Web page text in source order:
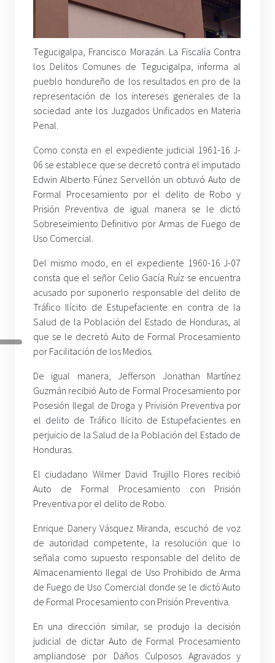
Tegucigalpa, Francisco Morazán. La Fiscalía Contra
los Delitos Comunes de Tegucigalpa, informa al
pueblo hondureño de los resultados en pro de la
representación de los intereses generales de la
sociedad ante los Juzgados Unificados en Materia
Penal.
Como consta en el expediente judicial 1961-16 J-
06 se establece que se decretó contra el imputado
Edwin Alberto Fúnez Servellón un obtuvó Auto de
Formal Procesamiento por el delito de Robo y
Prisión Preventiva de igual manera se le dictó
Sobreseimiento Definitivo por Armas de Fuego de
Uso Comercial.
Del mismo modo, en el expediente 1960-16 J-07
consta que el señor Celio Gacía Ruíz se encuentra
acusado por suponerlo responsable del delito de
Tráfico Ilícito de Estupefaciente en contra de la
Salud de la Población del Estado de Honduras, al
que se le decretó Auto de Formal Procesamiento
por Facilitación de los Medios.
De igual manera, Jefferson Jonathan Martínez
Guzmán recibió Auto de Formal Procesamiento por
Posesión Ilegal de Droga y Privisión Preventiva por
el delito de Tráfico Ilícito de Estupefacientes en
perjuicio de la Salud de la Población del Estado de
Honduras.
El ciudadano Wilmer David Trujillo Flores recibió
Auto de Formal Procesamiento con Prisión
Preventiva por el delito de Robo.
Enrique Danery Vásquez Miranda, escuchó de voz
de autoridad competente, la resolución que lo
señala como supuesto responsable del delito de
Almacenamiento Ilegal de Uso Prohibido de Arma
de Fuego de Uso Comercial donde se le dictó Auto
de Formal Procesamiento con Prisión Preventiva.
En una dirección similar, se produjo la decisión
judicial de dictar Auto de Formal Procesamiento
ampliandose por Daños Culposos Agravados y